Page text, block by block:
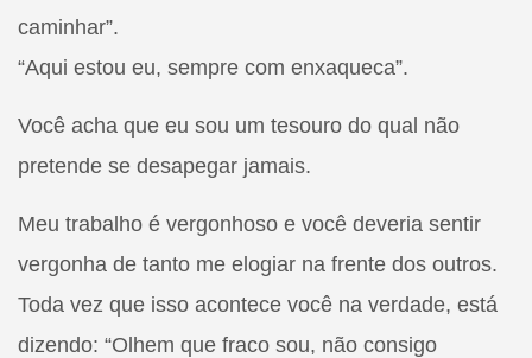
caminhar”.
“Aqui estou eu, sempre com enxaqueca”.
Você acha que eu sou um tesouro do qual não
pretende se desapegar jamais.
Meu trabalho é vergonhoso e você deveria sentir
vergonha de tanto me elogiar na frente dos outros.
Toda vez que isso acontece você na verdade, está
dizendo: “Olhem que fraco sou, não consigo